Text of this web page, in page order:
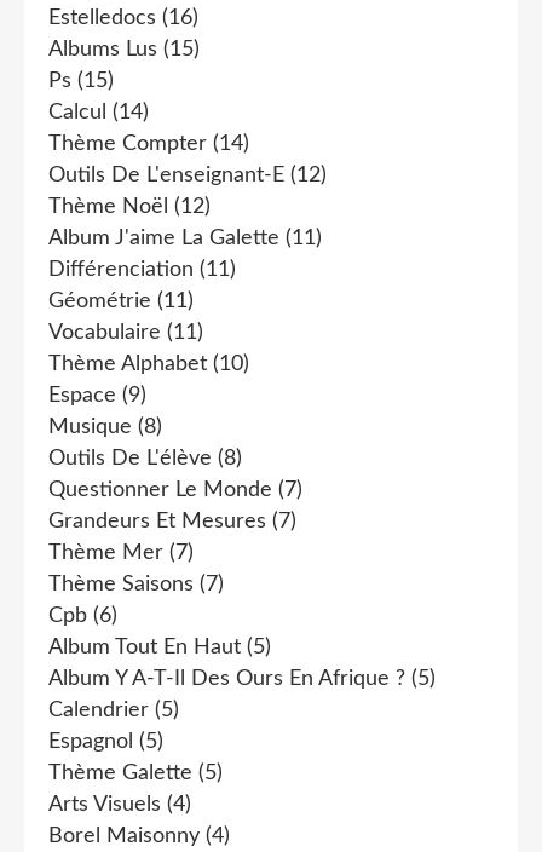
Estelledocs (16)
Albums Lus (15)
Ps (15)
Calcul (14)
Thème Compter (14)
Outils De L'enseignant-E (12)
Thème Noël (12)
Album J'aime La Galette (11)
Différenciation (11)
Géométrie (11)
Vocabulaire (11)
Thème Alphabet (10)
Espace (9)
Musique (8)
Outils De L'élève (8)
Questionner Le Monde (7)
Grandeurs Et Mesures (7)
Thème Mer (7)
Thème Saisons (7)
Cpb (6)
Album Tout En Haut (5)
Album Y A-T-Il Des Ours En Afrique ? (5)
Calendrier (5)
Espagnol (5)
Thème Galette (5)
Arts Visuels (4)
Borel Maisonny (4)